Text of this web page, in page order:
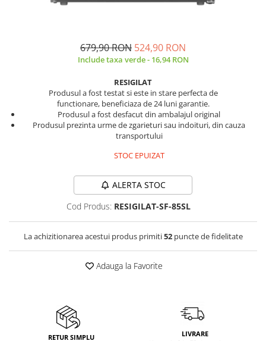
Masini de spalat vase incorporabile
Vitrine pentru vinuri
Electrocasnice Mici
Accesorii aspiratoare
Aparate de preparat desert
Aparate de vidat
Ascutitor cutite
Blendere
Cântare de bucătărie
Feliatoare
Masini de gheata
Masini de paine
679,90 RON 524,90 RON
Include taxa verde - 16,94 RON
RESIGILAT
Produsul a fost testat si este in stare perfecta de
functionare, beneficiaza de 24 luni garantie.
Produsul a fost desfacut din ambalajul original
Produsul prezinta urme de zgarieturi sau indoituri, din cauza
transportului
STOC EPUIZAT
ALERTA STOC
Cod Produs: RESIGILAT-SF-85SL
La achizitionarea acestui produs primiti52puncte de fidelitate
Adauga la Favorite
RETUR SIMPLU LIVRARE